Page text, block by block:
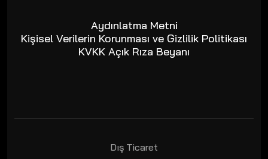
Aydınlatma Metni
Kişisel Verilerin Korunması ve Gizlilik Politikası
KVKK Açık Rıza Beyanı
Dış Ticaret